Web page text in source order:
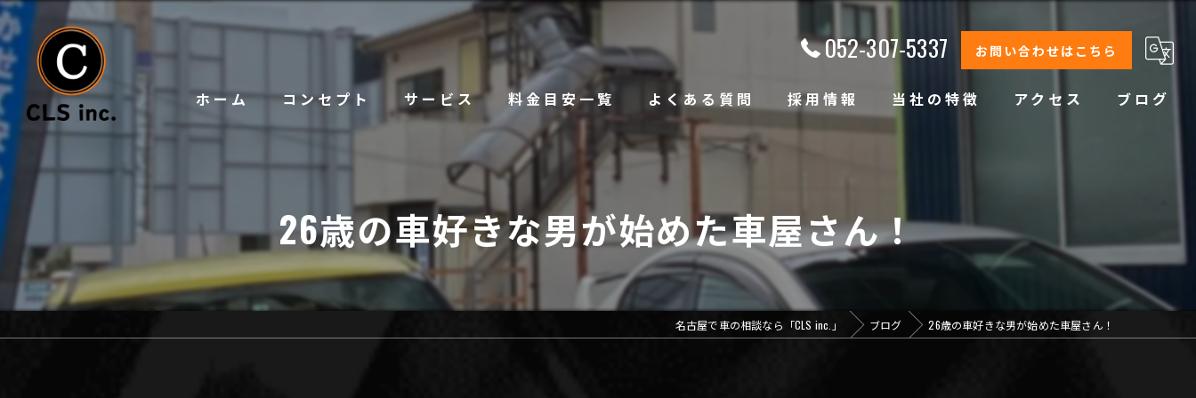
052-307-5337 お問い合わせはこちら
ホーム コンセプト サービス 料金目安一覧 よくある質問 採用情報 当社の特徴
オイル交換
オリジナルブランド
アクセス ブログ
26歳の車好きな男が始めた車屋さん！
名古屋で車の相談なら「CLS inc.」 ブログ 26歳の車好きな男が始めた車屋さん！